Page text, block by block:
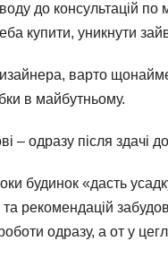
до консультацій
купити, уникнути
варто
в майбутньому.
– одразу після здачі
будинок «дасть
та рекомендацій
одразу, а от у